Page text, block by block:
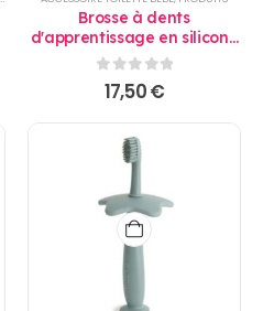
Brosse à dents
d'apprentissage en silicone
jaune - Mushie
0sur 5
17,50€